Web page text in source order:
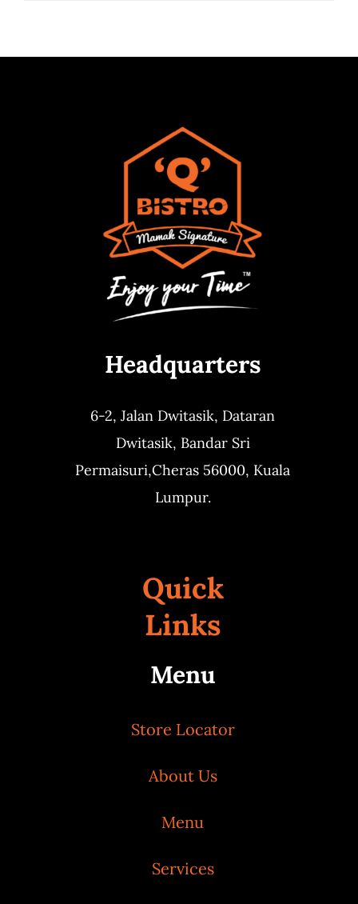
Headquarters
6-2, Jalan Dwitasik, Dataran
Dwitasik, Bandar Sri
Permaisuri,Cheras 56000, Kuala
Lumpur.
Quick
Links
Menu
Store Locator
About Us
Menu
Services